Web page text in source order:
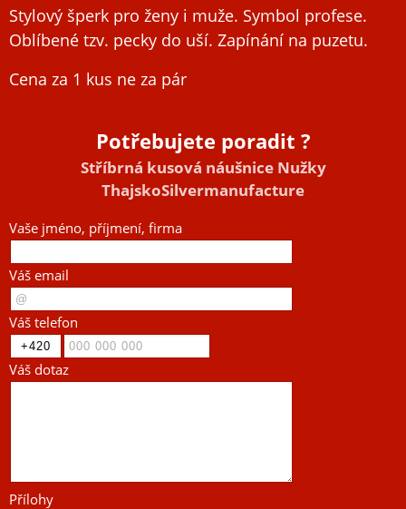
Stylový šperk pro ženy i muže. Symbol profese.
Oblíbené tzv. pecky do uší. Zapínání na puzetu.
Cena za 1 kus ne za pár
Potřebujete poradit ?
Stříbrná kusová náušnice Nužky
ThajskoSilvermanufacture
Vaše jméno, příjmení, firma
Váš email
Váš telefon
Váš dotaz
Přílohy